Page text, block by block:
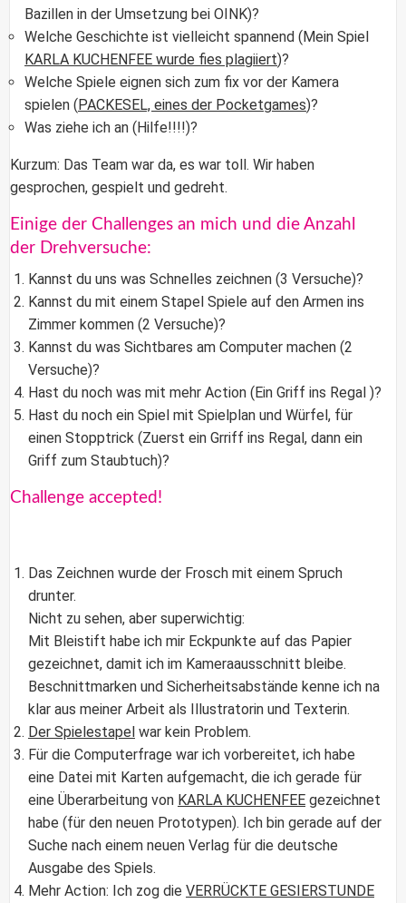
Bazillen in der Umsetzung bei OINK)?
Welche Geschichte ist vielleicht spannend (Mein Spiel
KARLA KUCHENFEE wurde fies plagiiert)?
Welche Spiele eignen sich zum fix vor der Kamera
spielen (PACKESEL, eines der Pocketgames)?
Was ziehe ich an (Hilfe!!!!)?
Kurzum: Das Team war da, es war toll. Wir haben
gesprochen, gespielt und gedreht.
Einige der Challenges an mich und die Anzahl
der Drehversuche:
Kannst du uns was Schnelles zeichnen (3 Versuche)?
Kannst du mit einem Stapel Spiele auf den Armen ins
Zimmer kommen (2 Versuche)?
Kannst du was Sichtbares am Computer machen (2
Versuche)?
Hast du noch was mit mehr Action (Ein Griff ins Regal )?
Hast du noch ein Spiel mit Spielplan und Würfel, für
einen Stopptrick (Zuerst ein Grriff ins Regal, dann ein
Griff zum Staubtuch)?
Challenge accepted!
Das Zeichnen wurde der Frosch mit einem Spruch
drunter.
Nicht zu sehen, aber superwichtig:
Mit Bleistift habe ich mir Eckpunkte auf das Papier
gezeichnet, damit ich im Kameraausschnitt bleibe.
Beschnittmarken und Sicherheitsabstände kenne ich na
klar aus meiner Arbeit als Illustratorin und Texterin.
Der Spielestapel war kein Problem.
Für die Computerfrage war ich vorbereitet, ich habe
eine Datei mit Karten aufgemacht, die ich gerade für
eine Überarbeitung von KARLA KUCHENFEE gezeichnet
habe (für den neuen Prototypen). Ich bin gerade auf der
Suche nach einem neuen Verlag für die deutsche
Ausgabe des Spiels.
Mehr Action: Ich zog die VERRÜCKTE GESIERSTUNDE